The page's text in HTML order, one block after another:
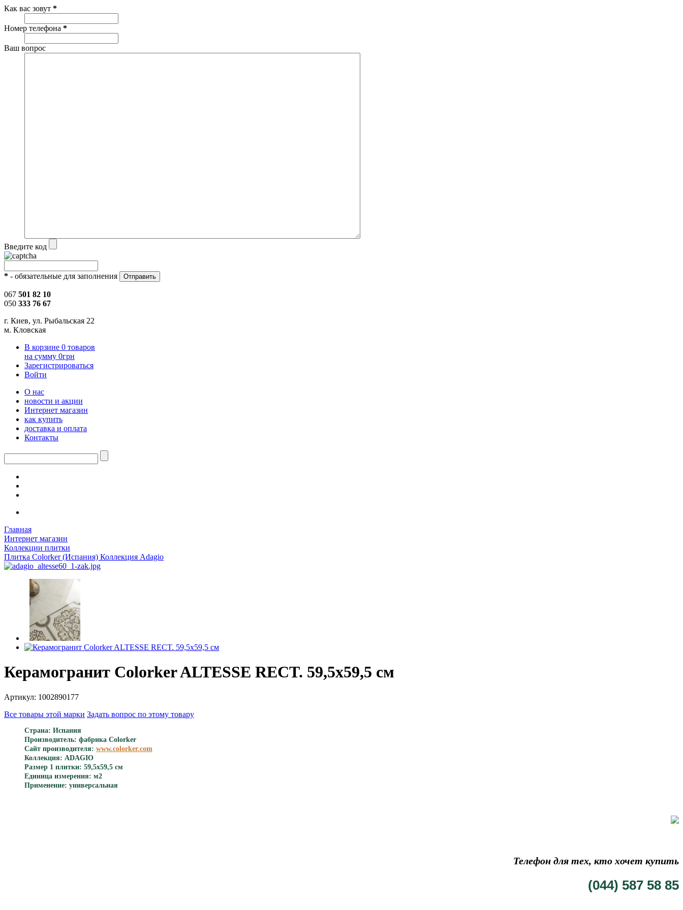
Как вас зовут *
Номер телефона *
Ваш вопрос
Введите код
* - обязательные для заполнения
067 501 82 10
050 333 76 67
г. Киев, ул. Рыбальская 22
м. Кловская
В корзине 0 товаров
на сумму 0грн
Зарегистрироваться
Войти
О нас
новости и акции
Интернет магазин
как купить
доставка и оплата
Контакты
Главная
Интернет магазин
Коллекции плитки
Плитка Colorker (Испания) Коллекция Adagio
Керамогранит Colorker ALTESSE RECT. 59,5x59,5 см
Артикул: 1002890177
Все товары этой марки Задать вопрос по этому товару
Страна: Испания
Производитель: фабрика Colorker
Сайт производителя: www.colorker.com
Коллекция: ADAGIO
Размер 1 плитки: 59,5x59,5 см
Единица измерения: м2
Применение: универсальная
Телефон для тех, кто хочет купить
(044) 587 58 85